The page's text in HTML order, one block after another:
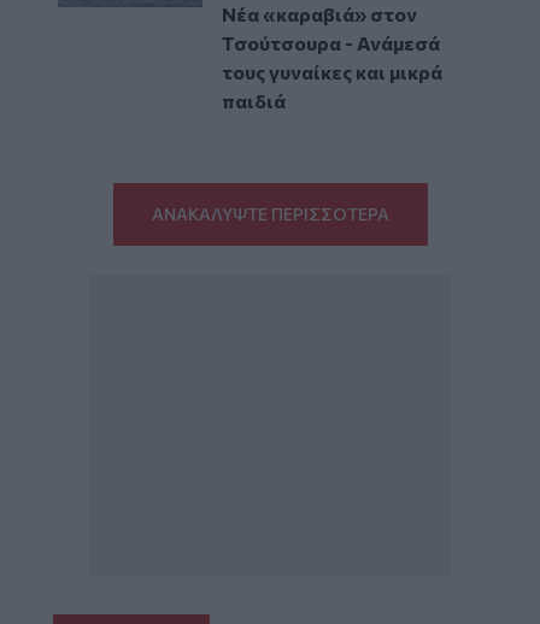
Νέα «καραβιά» στον
Τσούτσουρα - Ανάμεσά
τους γυναίκες και μικρά
παιδιά
ΑΝΑΚΑΛΥΨΤΕ ΠΕΡΙΣΣΟΤΕΡΑ